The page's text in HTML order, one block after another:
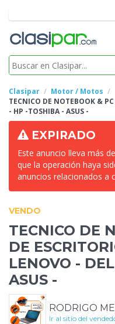
Clasipar
Motor / Motos
TECNICO DE NOTEBOOK & PC
- HP -TOSHIBA - ASUS -
EXPIRADO
Este anuncio lleva más
que la operación haya
anuncios relacionados a
VENDO
TECNICO DE
DE
LENOVO -
ASUS -
RODRIGO
Ir al sitio del